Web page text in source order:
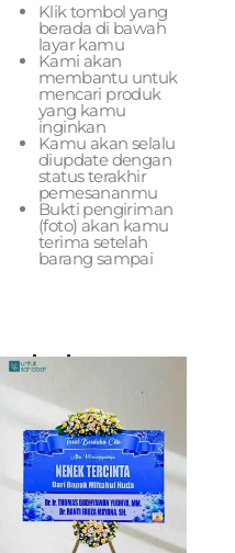
Klik tombol yang
berada di bawah
layar kamu
Kami akan
membantu untuk
mencari produk
yang kamu
inginkan
Kamu akan selalu
diupdate dengan
status terakhir
pemesananmu
Bukti pengiriman
(foto) akan kamu
terima setelah
barang sampai